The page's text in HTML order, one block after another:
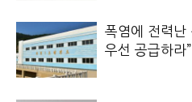
폭염에 전력난
우선 공급하라